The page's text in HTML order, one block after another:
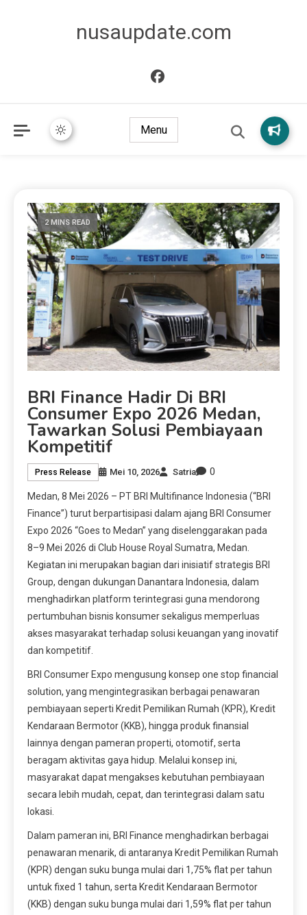
nusaupdate.com
Menu
2 MINS READ
BRI Finance Hadir Di BRI
Consumer Expo 2026 Medan,
Tawarkan Solusi Pembiayaan
Kompetitif
Press Release Mei 10, 2026 Satria 0
Medan, 8 Mei 2026 – PT BRI Multifinance Indonesia (“BRI
Finance”) turut berpartisipasi dalam ajang BRI Consumer
Expo 2026 “Goes to Medan” yang diselenggarakan pada
8–9 Mei 2026 di Club House Royal Sumatra, Medan.
Kegiatan ini merupakan bagian dari inisiatif strategis BRI
Group, dengan dukungan Danantara Indonesia, dalam
menghadirkan platform terintegrasi guna mendorong
pertumbuhan bisnis konsumer sekaligus memperluas
akses masyarakat terhadap solusi keuangan yang inovatif
dan kompetitif.
BRI Consumer Expo mengusung konsep one stop financial
solution, yang mengintegrasikan berbagai penawaran
pembiayaan seperti Kredit Pemilikan Rumah (KPR), Kredit
Kendaraan Bermotor (KKB), hingga produk finansial
lainnya dengan pameran properti, otomotif, serta
beragam aktivitas gaya hidup. Melalui konsep ini,
masyarakat dapat mengakses kebutuhan pembiayaan
secara lebih mudah, cepat, dan terintegrasi dalam satu
lokasi.
Dalam pameran ini, BRI Finance menghadirkan berbagai
penawaran menarik, di antaranya Kredit Pemilikan Rumah
(KPR) dengan suku bunga mulai dari 1,75% flat per tahun
untuk fixed 1 tahun, serta Kredit Kendaraan Bermotor
(KKB) dengan suku bunga mulai dari 1,59% flat per tahun